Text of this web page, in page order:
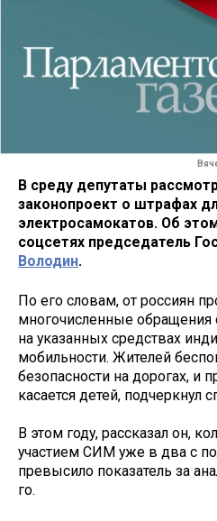
В среду депутаты
законопроект о штрафах
электросамокатов. Об
соцсетях председатель
Володин.
По его словам, от россиян
многочисленные обращения
на указанных средствах
мобильности. Жителей
безопасности на дорогах, и
касается детей, подчеркнул
В этом году, рассказал он,
участием СИМ уже в два с
превысило показатель за
го.